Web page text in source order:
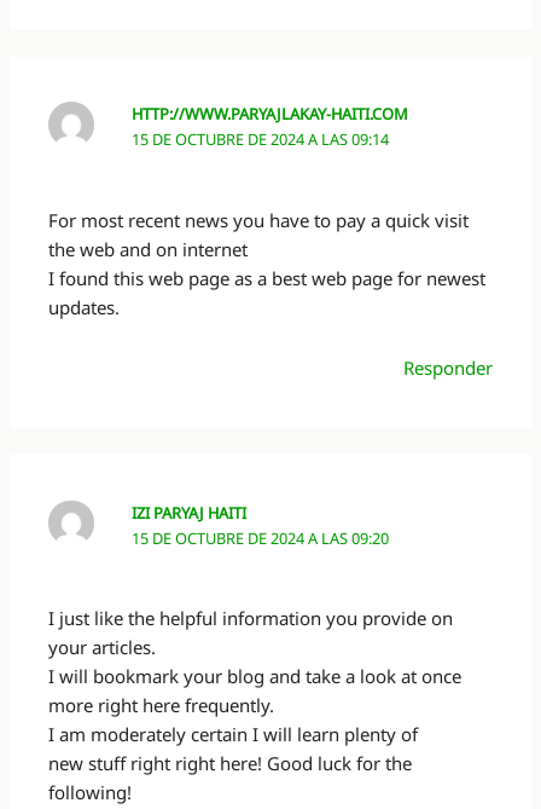
HTTP://WWW.PARYAJLAKAY-HAITI.COM
15 DE OCTUBRE DE 2024 A LAS 09:14
For most recent news you have to pay a quick visit
the web and on internet
I found this web page as a best web page for newest
updates.
Responder
IZI PARYAJ HAITI
15 DE OCTUBRE DE 2024 A LAS 09:20
I just like the helpful information you provide on
your articles.
I will bookmark your blog and take a look at once
more right here frequently.
I am moderately certain I will learn plenty of
new stuff right right here! Good luck for the
following!